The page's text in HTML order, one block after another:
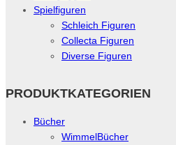
Spielfiguren
Schleich Figuren
Collecta Figuren
Diverse Figuren
PRODUKTKATEGORIEN
Bücher
WimmelBücher